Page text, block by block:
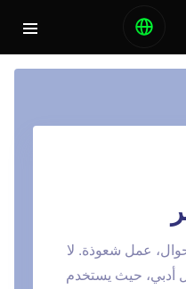
عمل شعوذة. لا
أدبي، حيث يستخدم